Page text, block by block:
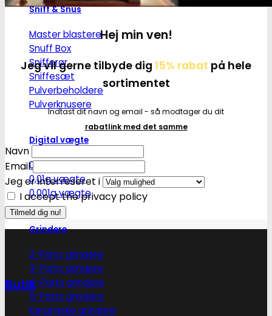
Sniff & Snus
Master blastere
Snuff Box
Snifferør
Sniffesæt
Pulverbeholdere
Pulverknusere
Digital vægte
0,1g vægte
0,01g vægte
0,001g vægte
Grindere
2-Parts grindere
3-Parts grindere
4-Parts grindere
5-Parts grindere
Keramiske grindere
Hej min ven!
Jeg vil gerne tilbyde dig 15% rabat på hele
sortimentet
Indtast dit navn og email - så modtager du dit
rabatlink med det samme
Navn
Email
Jeg er interreseret i
I accept the privacy policy
Butik